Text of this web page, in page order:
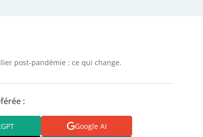
post-pandémie : ce qui change.
:
Google AI